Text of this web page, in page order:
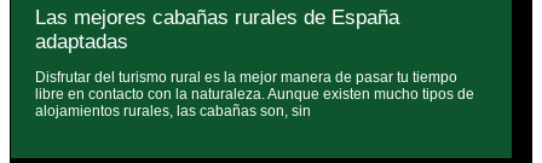
Las mejores cabañas rurales de España
adaptadas
Disfrutar del turismo rural es la mejor manera de pasar tu tiempo
libre en contacto con la naturaleza. Aunque existen mucho tipos de
alojamientos rurales, las cabañas son, sin